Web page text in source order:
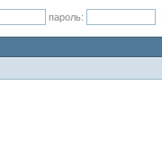
пароль: